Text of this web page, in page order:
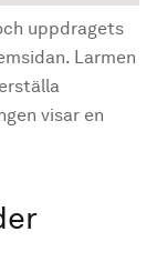
uppdragets
Larmen
visar en